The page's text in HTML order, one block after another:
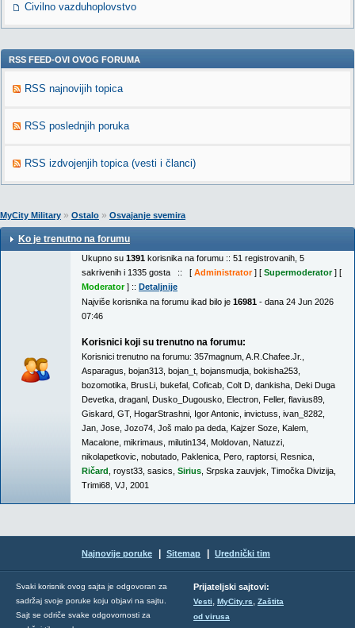
Civilno vazduhoplovstvo
RSS FEED-OVI OVOG FORUMA
RSS najnovijih topica
RSS poslednjih poruka
RSS izdvojenjih topica (vesti i članci)
MyCity Military » Ostalo » Osvajanje svemira
Ko je trenutno na forumu
Ukupno su 1391 korisnika na forumu :: 51 registrovanih, 5
sakrivenih i 1335 gosta :: [ Administrator] [ Supermoderator] [
Moderator] :: Detaljnije
Najviše korisnika na forumu ikad bilo je 16981 - dana 24 Jun 2026
07:46
Korisnici koji su trenutno na forumu:
Korisnici trenutno na forumu: 357magnum A.R.Chafee.Jr.
Asparagus bojan313 bojan_t bojansmudja bokisha253
bozomotika BrusLi bukefal Coficab Colt D dankisha Deki Duga
Devetka draganl Dusko_Dugousko Electron Feller, flavius89
Giskard GT, HogarStrashni Igor Antonic invictuss ivan_8282
Jan Jose Jozo74 Još malo pa deda Kajzer Soze Kalem
Macalone mikrimaus milutin134 Moldovan Natuzzi
nikolapetkovic nobutado Paklenica Pero raptorsi Resnica
Ričard royst33 sasics Sirius Srpska zauvjek Timočka Divizija
Trimi68 VJ 2001
Najnovije poruke Sitemap Urednički tim
Svaki korisnik ovog sajta je odgovoran za
sadržaj svoje poruke koju objavi na sajtu.
Sajt se odriče svake odgovornosti za
Prijateljski sajtovi:
Vesti, MyCity.rs, Zaštita
od virusa